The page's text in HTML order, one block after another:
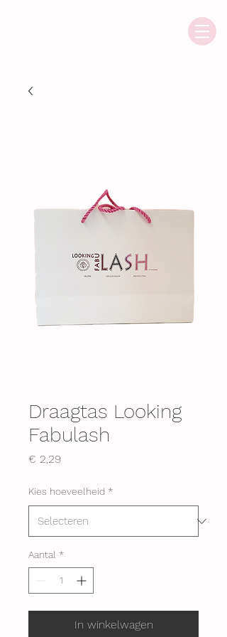
Draagtas Looking
Fabulash
€ 2,29Prijs
Kies hoeveelheid *
Aantal *
In winkelwagen